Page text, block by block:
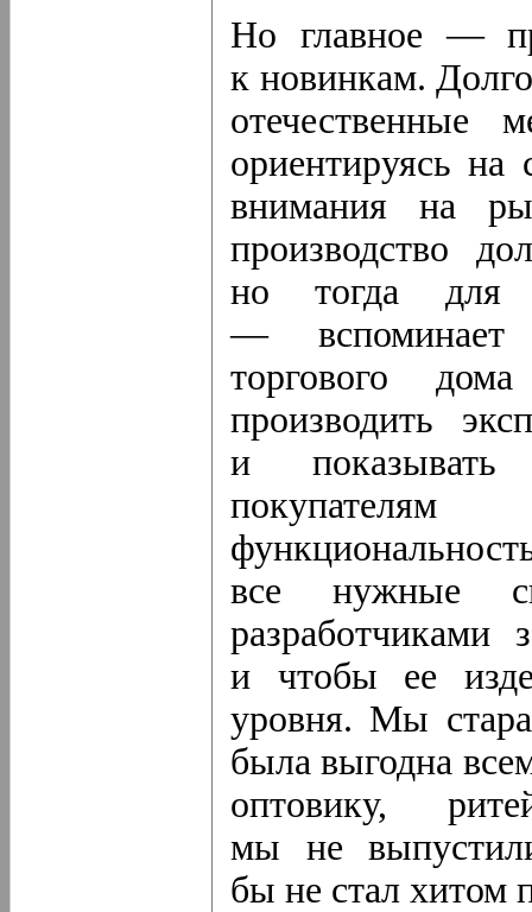
Но главное —
к новинкам.
отечественные
ориентируясь
внимания на
производство
но тогда для
—
торгового
производить
и
все нужные
разработчиками
и чтобы ее
уровня. Мы
была выгодна
оптовику,
мы не
бы не стал хитом